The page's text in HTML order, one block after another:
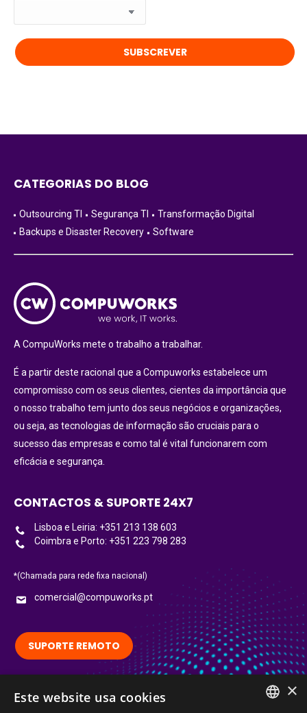
CATEGORIAS DO BLOG
Outsourcing TI Segurança TI
Transformação Digital
Backups e Disaster Recovery
Software
A CompuWorks mete o trabalho a trabalhar.
É a partir deste racional que a Compuworks estabelece um
compromisso com os seus clientes, cientes da importância que
o nosso trabalho tem junto dos seus negócios e organizações,
ou seja, as tecnologias de informação são cruciais para o
sucesso das empresas e como tal é vital funcionarem com
eficácia e segurança.
CONTACTOS & SUPORTE 24X7
Lisboa e Leiria: +351 213 138 603
Coimbra e Porto: +351 223 798 283
*(Chamada para rede fixa nacional)
comercial@compuworks.pt
SUPORTE REMOTO
Siga-nos no LinkedIn: ×
Este website usa cookies